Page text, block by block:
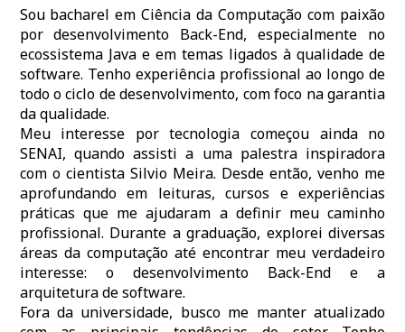
Sou bacharel em Ciência da Computação com paixão
por desenvolvimento Back-End, especialmente no
ecossistema Java e em temas ligados à qualidade de
software. Tenho experiência profissional ao longo de
todo o ciclo de desenvolvimento, com foco na garantia
da qualidade.
Meu interesse por tecnologia começou ainda no
SENAI, quando assisti a uma palestra inspiradora
com o cientista Silvio Meira. Desde então, venho me
aprofundando em leituras, cursos e experiências
práticas que me ajudaram a definir meu caminho
profissional. Durante a graduação, explorei diversas
áreas da computação até encontrar meu verdadeiro
interesse: o desenvolvimento Back-End e a
arquitetura de software.
Fora da universidade, busco me manter atualizado